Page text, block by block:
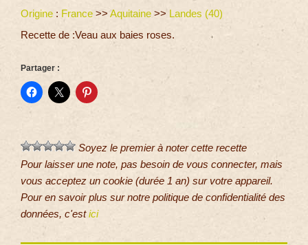
Origine : France >> Aquitaine >> Landes (40)
Recette de :Veau aux baies roses.
Partager :
Soyez le premier à noter cette recette
Pour laisser une note, pas besoin de vous connecter, mais
vous acceptez un cookie (durée 1 an) sur votre appareil.
Pour en savoir plus sur notre politique de confidentialité des
données, c'estici